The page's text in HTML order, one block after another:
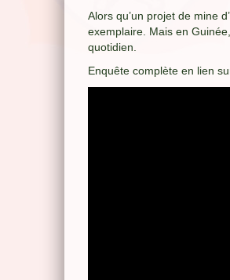
Alors qu’un projet de mine
exemplaire. Mais en
quotidien.
Enquête complète en lien